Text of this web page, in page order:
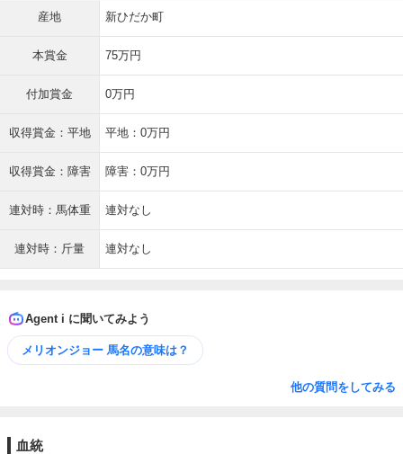
産地 新ひだか町
本賞金 75万円
付加賞金 0万円
収得賞金：平地 平地：0万円
収得賞金：障害 障害：0万円
連対時：馬体重 連対なし
連対時：斤量 連対なし
Agent i に聞いてみよう
メリオンジョー 馬名の意味は？
他の質問をしてみる
血統